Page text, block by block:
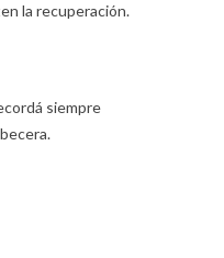
la recuperación.
siempre